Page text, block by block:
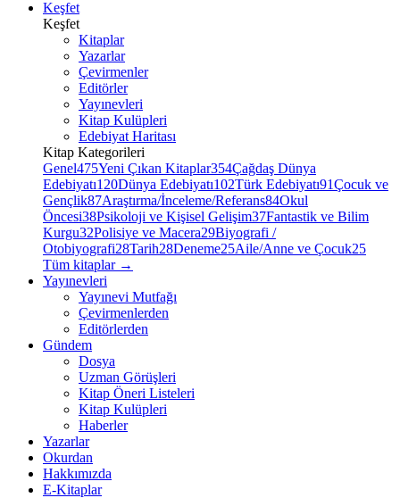
Keşfet
Keşfet
Kitaplar
Yazarlar
Çevirmenler
Editörler
Yayınevleri
Kitap Kulüpleri
Edebiyat Haritası
Kitap Kategorileri
Genel475Yeni Çıkan Kitaplar354Çağdaş Dünya
Edebiyatı120Dünya Edebiyatı102Türk Edebiyatı91Çocuk ve
Gençlik87Araştırma/İnceleme/Referans84Okul
Öncesi38Psikoloji ve Kişisel Gelişim37Fantastik ve Bilim
Kurgu32Polisiye ve Macera29Biyografi /
Otobiyografi28Tarih28Deneme25Aile/Anne ve Çocuk25
Tüm kitaplar →
Yayınevleri
Yayınevi Mutfağı
Çevirmenlerden
Editörlerden
Gündem
Dosya
Uzman Görüşleri
Kitap Öneri Listeleri
Kitap Kulüpleri
Haberler
Yazarlar
Okurdan
Hakkımızda
E-Kitaplar